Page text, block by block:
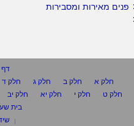
פנים מאירות ומסבירות
דף
חלק א
חלק ב חלק ג חלק ד
חלק ט
חלק י חלק יא חלק יב
בית